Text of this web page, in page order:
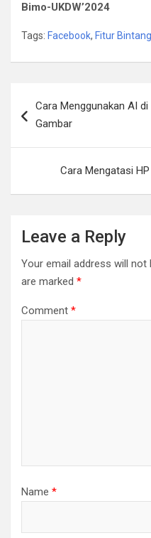
Bimo-UKDW’2024
Tags: Facebook, Fitur Bintang
navigation
Cara Menggunakan AI
Gambar
Cara Mengatasi
Leave a Reply
Your email address will not
are marked *
Comment *
Name *